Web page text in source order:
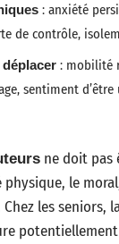
: anxiété
de contrôle,
: mobilité
sentiment
ne doit pas
le
les seniors,